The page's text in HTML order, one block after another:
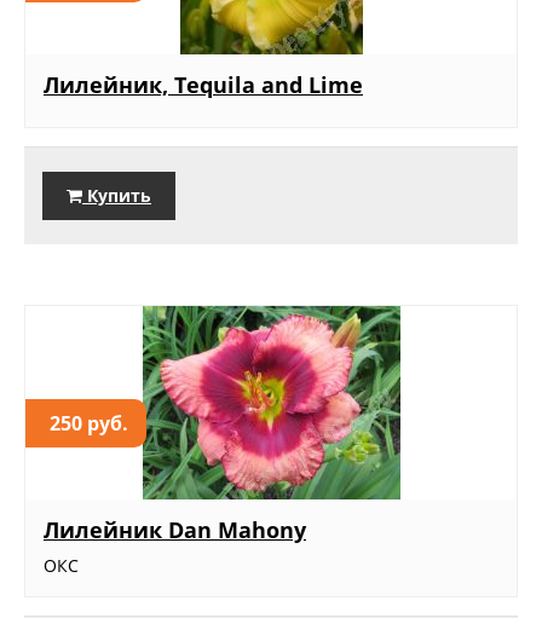
Лилейник, Tequila and Lime
Купить
250 руб.
Лилейник Dan Mahony
ОКС